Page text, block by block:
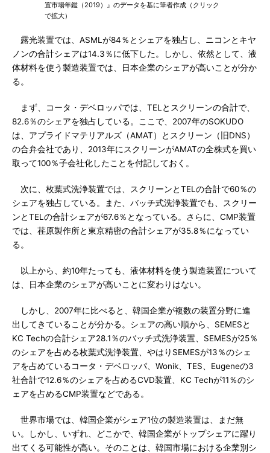
置市場年鑑（2019）』のデータを基に筆者作成（クリック
で拡大）
露光装置では、ASMLが84％とシェアを独占し、ニコンとキヤ
ノンの合計シェアは14.3％に低下した。しかし、依然として、液
体材料を使う製造装置では、日本企業のシェアが高いことが分か
る。
まず、コータ・デベロッパでは、TELとスクリーンの合計で、
82.6％のシェアを独占している。ここで、2007年のSOKUDO
は、アプライドマテリアルズ（AMAT）とスクリーン（旧DNS）
の合弁会社であり、2013年にスクリーンがAMATの全株式を買い
取って100％子会社化したことを付記しておく。
次に、枚葉式洗浄装置では、スクリーンとTELの合計で60％の
シェアを独占している。また、バッチ式洗浄装置でも、スクリー
ンとTELの合計シェアが67.6％となっている。さらに、CMP装置
では、荏原製作所と東京精密の合計シェアが35.8％になってい
る。
以上から、約10年たっても、液体材料を使う製造装置について
は、日本企業のシェアが高いことに変わりはない。
しかし、2007年に比べると、韓国企業が複数の装置分野に進
出してきていることが分かる。シェアの高い順から、SEMESと
KC Techの合計シェア28.1％のバッチ式洗浄装置、SEMESが25％
のシェアを占める枚葉式洗浄装置、やはりSEMESが13％のシェ
アを占めているコータ・デベロッパ、Wonik、TES、Eugeneの3
社合計で12.6％のシェアを占めるCVD装置、KC Techが11％のシ
ェアを占めるCMP装置などである。
世界市場では、韓国企業がシェア1位の製造装置は、まだ無
い。しかし、いずれ、どこかで、韓国企業がトップシェアに躍り
出てくる可能性が高い。そのことは、韓国市場における企業別シ